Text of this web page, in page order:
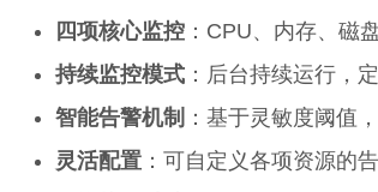
四项核心监控 ：CPU、内存、磁
持续监控模式 ：后台持续运行，
智能告警机制 ：基于灵敏度阈值
灵活配置 ：可自定义各项资源的